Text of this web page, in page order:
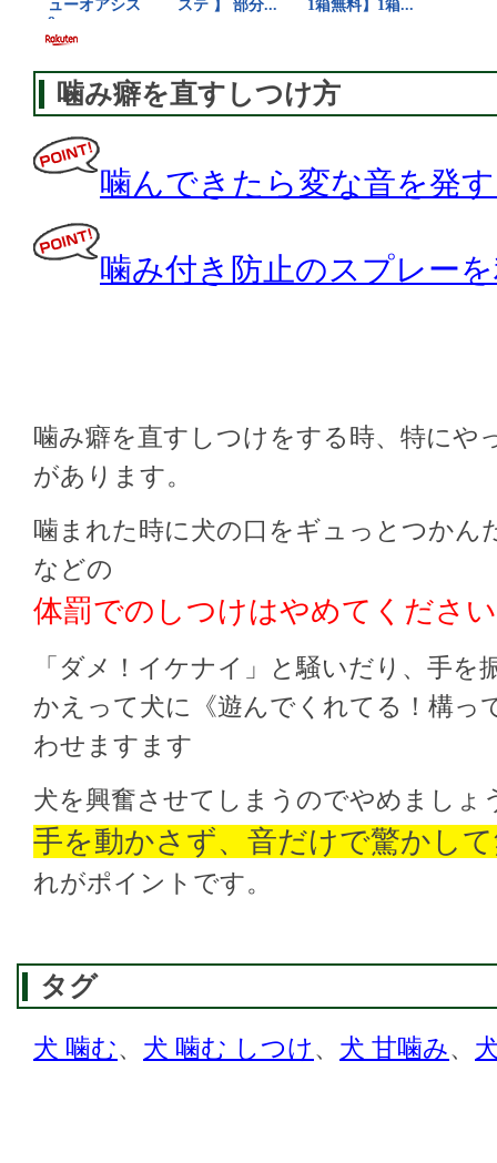
噛み癖を直すしつけ方
噛んできたら変な音を発
噛み付き防止のスプレー
噛み癖を直すしつけをする時、特にや
があります。
噛まれた時に犬の口をギュっとつかん
などの
体罰でのしつけはやめてくださ
「ダメ！イケナイ」と騒いだり、手を
かえって犬に《遊んでくれてる！構っ
わせますます
犬を興奮させてしまうのでやめましょ
手を動かさず、音だけで驚かし
れがポイントです。
タグ
犬 噛む、 犬 噛む しつけ、 犬 甘噛み、